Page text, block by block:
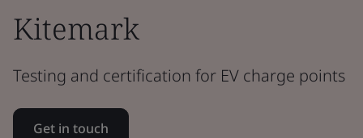
Kitemark
Testing and certification for EV charge points
Get in touch